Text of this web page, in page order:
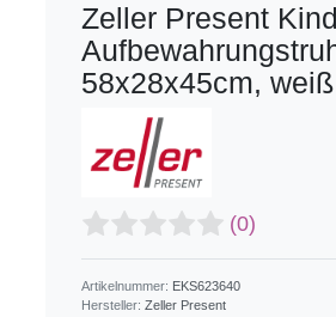
Zeller Present
58x28x45cm, weiß
(0)
Artikelnummer: EKS623640
Hersteller: Zeller Present